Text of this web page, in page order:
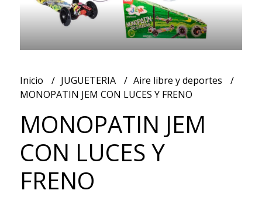
Inicio JUGUETERIA
Aire libre y deportes
MONOPATIN JEM CON LUCES Y FRENO
MONOPATIN JEM
CON LUCES Y
FRENO